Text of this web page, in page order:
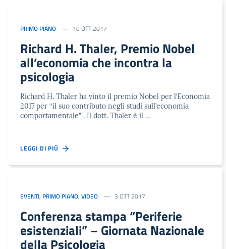
PRIMO PIANO 10 OTT 2017
Richard H. Thaler, Premio Nobel
all’economia che incontra la
psicologia
Richard H. Thaler ha vinto il premio Nobel per l’Economia
2017 per “il suo contributo negli studi sull’economia
comportamentale” . Il dott. Thaler è il …
LEGGI DI PIÙ
EVENTI, PRIMO PIANO,VIDEO 3 OTT 2017
Conferenza stampa “Periferie
esistenziali” – Giornata Nazionale
della Psicologia